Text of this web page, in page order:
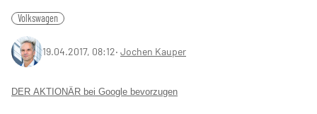
Volkswagen
19.04.2017, 08:12‧ Jochen Kauper
DER AKTIONÄR bei Google bevorzugen